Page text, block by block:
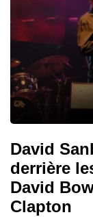
David
derrière
David
Clapton